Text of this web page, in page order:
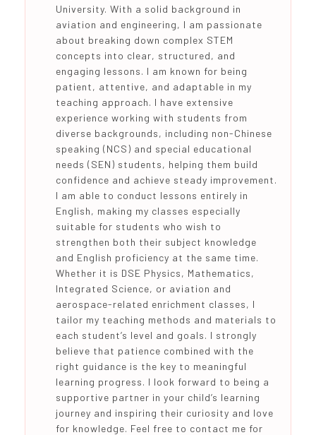
University. With a solid background in
aviation and engineering, I am passionate
about breaking down complex STEM
concepts into clear, structured, and
engaging lessons. I am known for being
patient, attentive, and adaptable in my
teaching approach. I have extensive
experience working with students from
diverse backgrounds, including non-Chinese
speaking (NCS) and special educational
needs (SEN) students, helping them build
confidence and achieve steady improvement.
I am able to conduct lessons entirely in
English, making my classes especially
suitable for students who wish to
strengthen both their subject knowledge
and English proficiency at the same time.
Whether it is DSE Physics, Mathematics,
Integrated Science, or aviation and
aerospace-related enrichment classes, I
tailor my teaching methods and materials to
each student’s level and goals. I strongly
believe that patience combined with the
right guidance is the key to meaningful
learning progress. I look forward to being a
supportive partner in your child’s learning
journey and inspiring their curiosity and love
for knowledge. Feel free to contact me for